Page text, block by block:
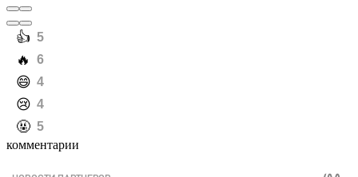
️👍 5
️🔥 6
️😄 4
️😢 4
️🤬 5
комментарии